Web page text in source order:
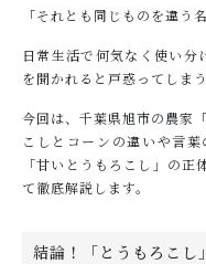
「それとも同じものを違う
日常生活で何気なく使い
を聞かれると戸惑ってしま
今回は、千葉県旭市の農家
こしとコーンの違いや言
「甘いとうもろこし」の
て徹底解説します。
結論！「とうもろこし